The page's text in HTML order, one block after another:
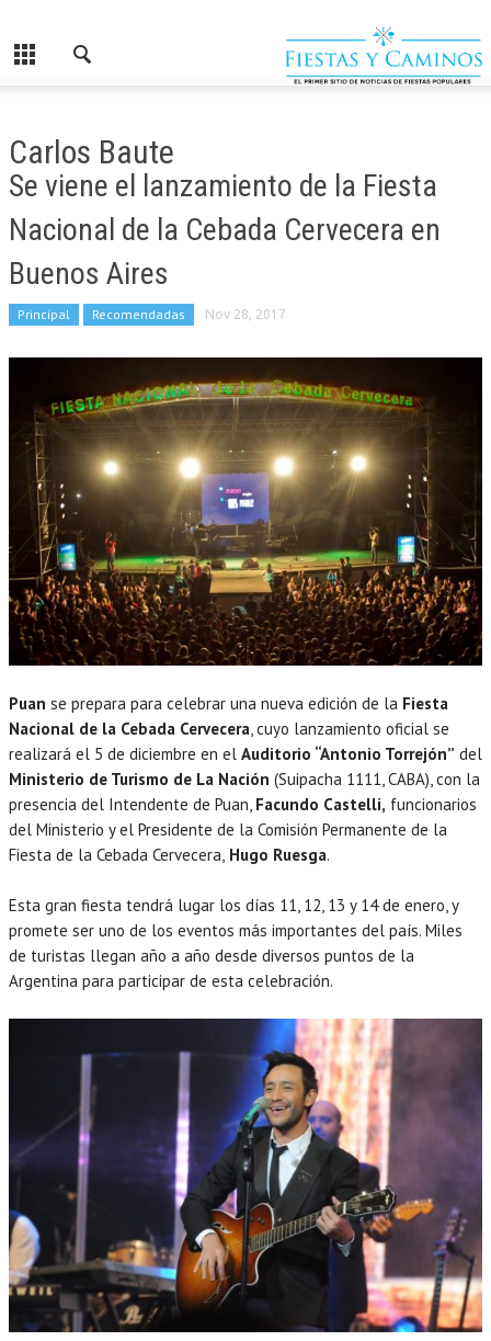
Carlos Baute
Se viene el lanzamiento de la Fiesta
Nacional de la Cebada Cervecera en
Buenos Aires
Principal Recomendadas Nov 28, 2017
Puan se prepara para celebrar una nueva edición de la Fiesta
Nacional de la Cebada Cervecera , cuyo lanzamiento oficial se
realizará el 5 de diciembre en el Auditorio “Antonio Torrejón” del
Ministerio de Turismo de La Nación (Suipacha 1111, CABA), con la
presencia del Intendente de Puan, Facundo Castelli, funcionarios
del Ministerio y el Presidente de la Comisión Permanente de la
Fiesta de la Cebada Cervecera, Hugo Ruesga.
Esta gran fiesta tendrá lugar los días 11, 12, 13 y 14 de enero, y
promete ser uno de los eventos más importantes del país. Miles
de turistas llegan año a año desde diversos puntos de la
Argentina para participar de esta celebración.